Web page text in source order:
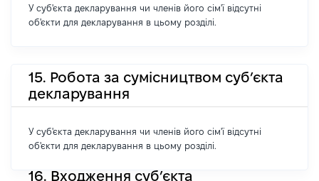
У суб'єкта декларування чи членів його сім'ї відсутні
об'єкти для декларування в цьому розділі.
15. Робота за сумісництвом суб’єкта
декларування
У суб'єкта декларування чи членів його сім'ї відсутні
об'єкти для декларування в цьому розділі.
16. Входження суб’єкта